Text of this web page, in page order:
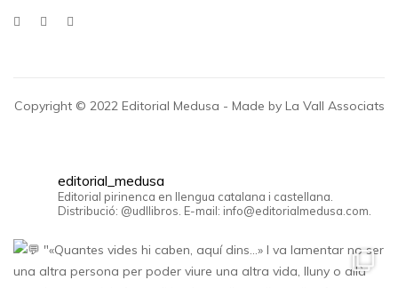
Copyright © 2022 Editorial Medusa - Made by La Vall Associats
editorial_medusa
Editorial pirinenca en llengua catalana i castellana.
Distribució: @udllibros. E-mail: info@editorialmedusa.com.